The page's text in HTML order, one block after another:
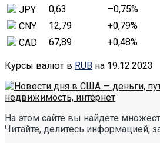
JPY
0,63 –0,75%
CNY
12,79 +0,79%
CAD
67,89 +0,48%
Курсы валют в RUB на 19.12.2023
На этом сайте вы найдете
Читайте, делитесь информацией,